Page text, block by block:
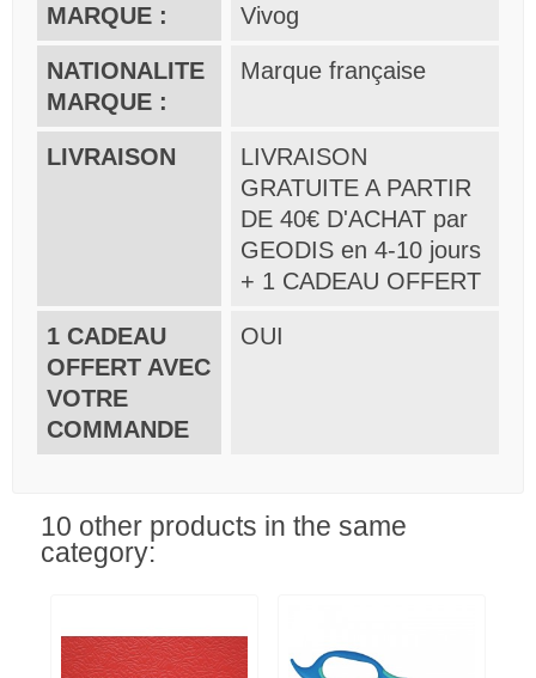
MARQUE : Vivog
NATIONALITE
MARQUE :
Marque française
LIVRAISON
LIVRAISON
GRATUITE A PARTIR
DE 40€ D'ACHAT par
GEODIS en 4-10 jours
+ 1 CADEAU OFFERT
1 CADEAU
OFFERT AVEC
VOTRE
COMMANDE
OUI
10 other products in the same
category: